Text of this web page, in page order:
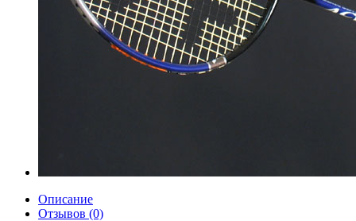
Описание
Отзывов (0)